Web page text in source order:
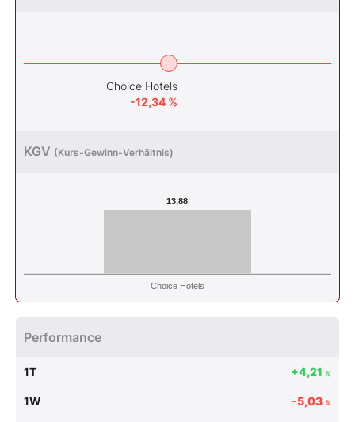
Choice Hotels
-12,34 %
KGV (Kurs-Gewinn-Verhältnis)
13,88
Choice Hotels
Performance
1T +4,21 %
1W -5,03 %